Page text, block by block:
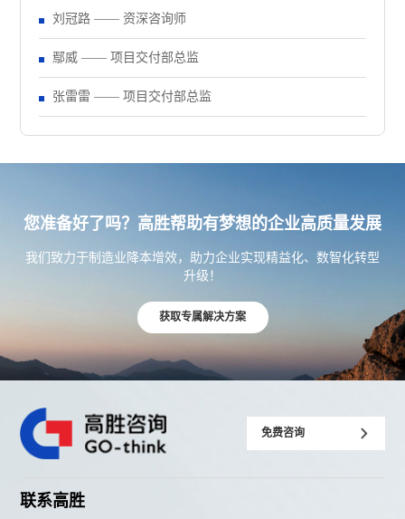
刘冠路 —— 资深咨询师
鄢威 —— 项目交付部总监
张雷雷 —— 项目交付部总监
您准备好了吗？高胜帮助有梦想的企业高质量发展
我们致力于制造业降本增效，助力企业实现精益化、数智化转型
升级！
获取专属解决方案
免费咨询
联系高胜